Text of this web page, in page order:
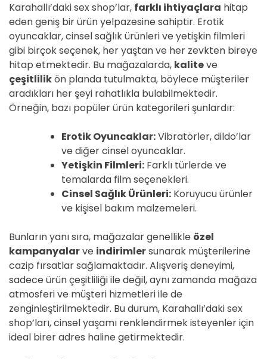
Karahallı’daki sex shop’lar, farklı ihtiyaçlara hitap
eden geniş bir ürün yelpazesine sahiptir. Erotik
oyuncaklar, cinsel sağlık ürünleri ve yetişkin filmleri
gibi birçok seçenek, her yaştan ve her zevkten bireye
hitap etmektedir. Bu mağazalarda, kaliteve
çeşitlilikön planda tutulmakta, böylece müşteriler
aradıkları her şeyi rahatlıkla bulabilmektedir.
Örneğin, bazı popüler ürün kategorileri şunlardır:
Erotik Oyuncaklar:Vibratörler, dildo’lar
ve diğer cinsel oyuncaklar.
Yetişkin Filmleri: Farklı türlerde ve
temalarda film seçenekleri.
Cinsel Sağlık Ürünleri: Koruyucu ürünler
ve kişisel bakım malzemeleri.
Bunların yanı sıra, mağazalar genellikle özel
kampanyalarve indirimlersunarak müşterilerine
cazip fırsatlar sağlamaktadır. Alışveriş deneyimi,
sadece ürün çeşitliliği ile değil, aynı zamanda mağaza
atmosferi ve müşteri hizmetleri ile de
zenginleştirilmektedir. Bu durum, Karahallı’daki sex
shop’ları, cinsel yaşamı renklendirmek isteyenler için
ideal birer adres haline getirmektedir.